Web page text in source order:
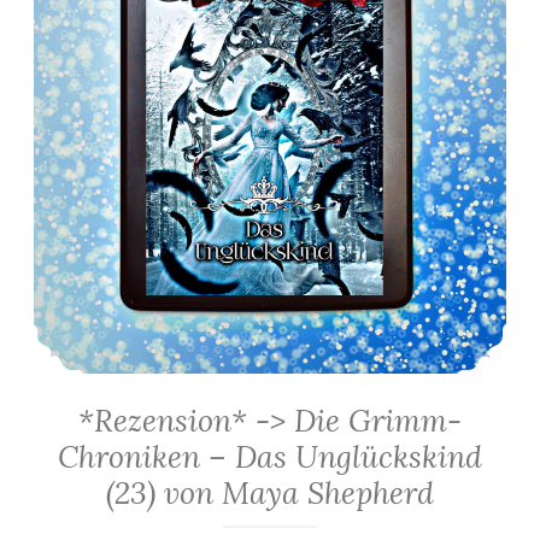
*Rezension* -> Die Grimm-
Chroniken – Das Unglückskind
(23) von Maya Shepherd